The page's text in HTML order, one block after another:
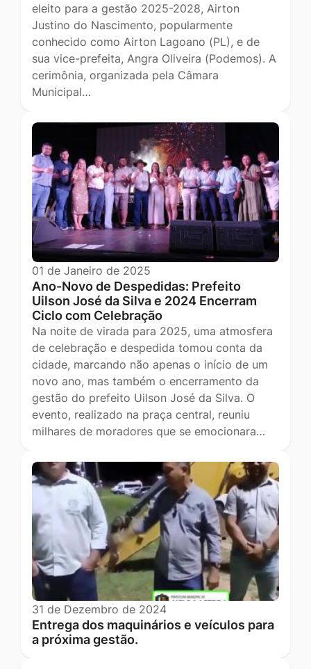
eleito para a gestão 2025-2028, Airton
Justino do Nascimento, popularmente
conhecido como Airton Lagoano (PL), e de
sua vice-prefeita, Angra Oliveira (Podemos). A
cerimônia, organizada pela Câmara
Municipal…
01 de Janeiro de 2025
Ano-Novo de Despedidas: Prefeito
Uilson José da Silva e 2024 Encerram
Ciclo com Celebração
Na noite de virada para 2025, uma atmosfera
de celebração e despedida tomou conta da
cidade, marcando não apenas o início de um
novo ano, mas também o encerramento da
gestão do prefeito Uilson José da Silva. O
evento, realizado na praça central, reuniu
milhares de moradores que se emocionara…
31 de Dezembro de 2024
Entrega dos maquinários e veículos para
a próxima gestão.